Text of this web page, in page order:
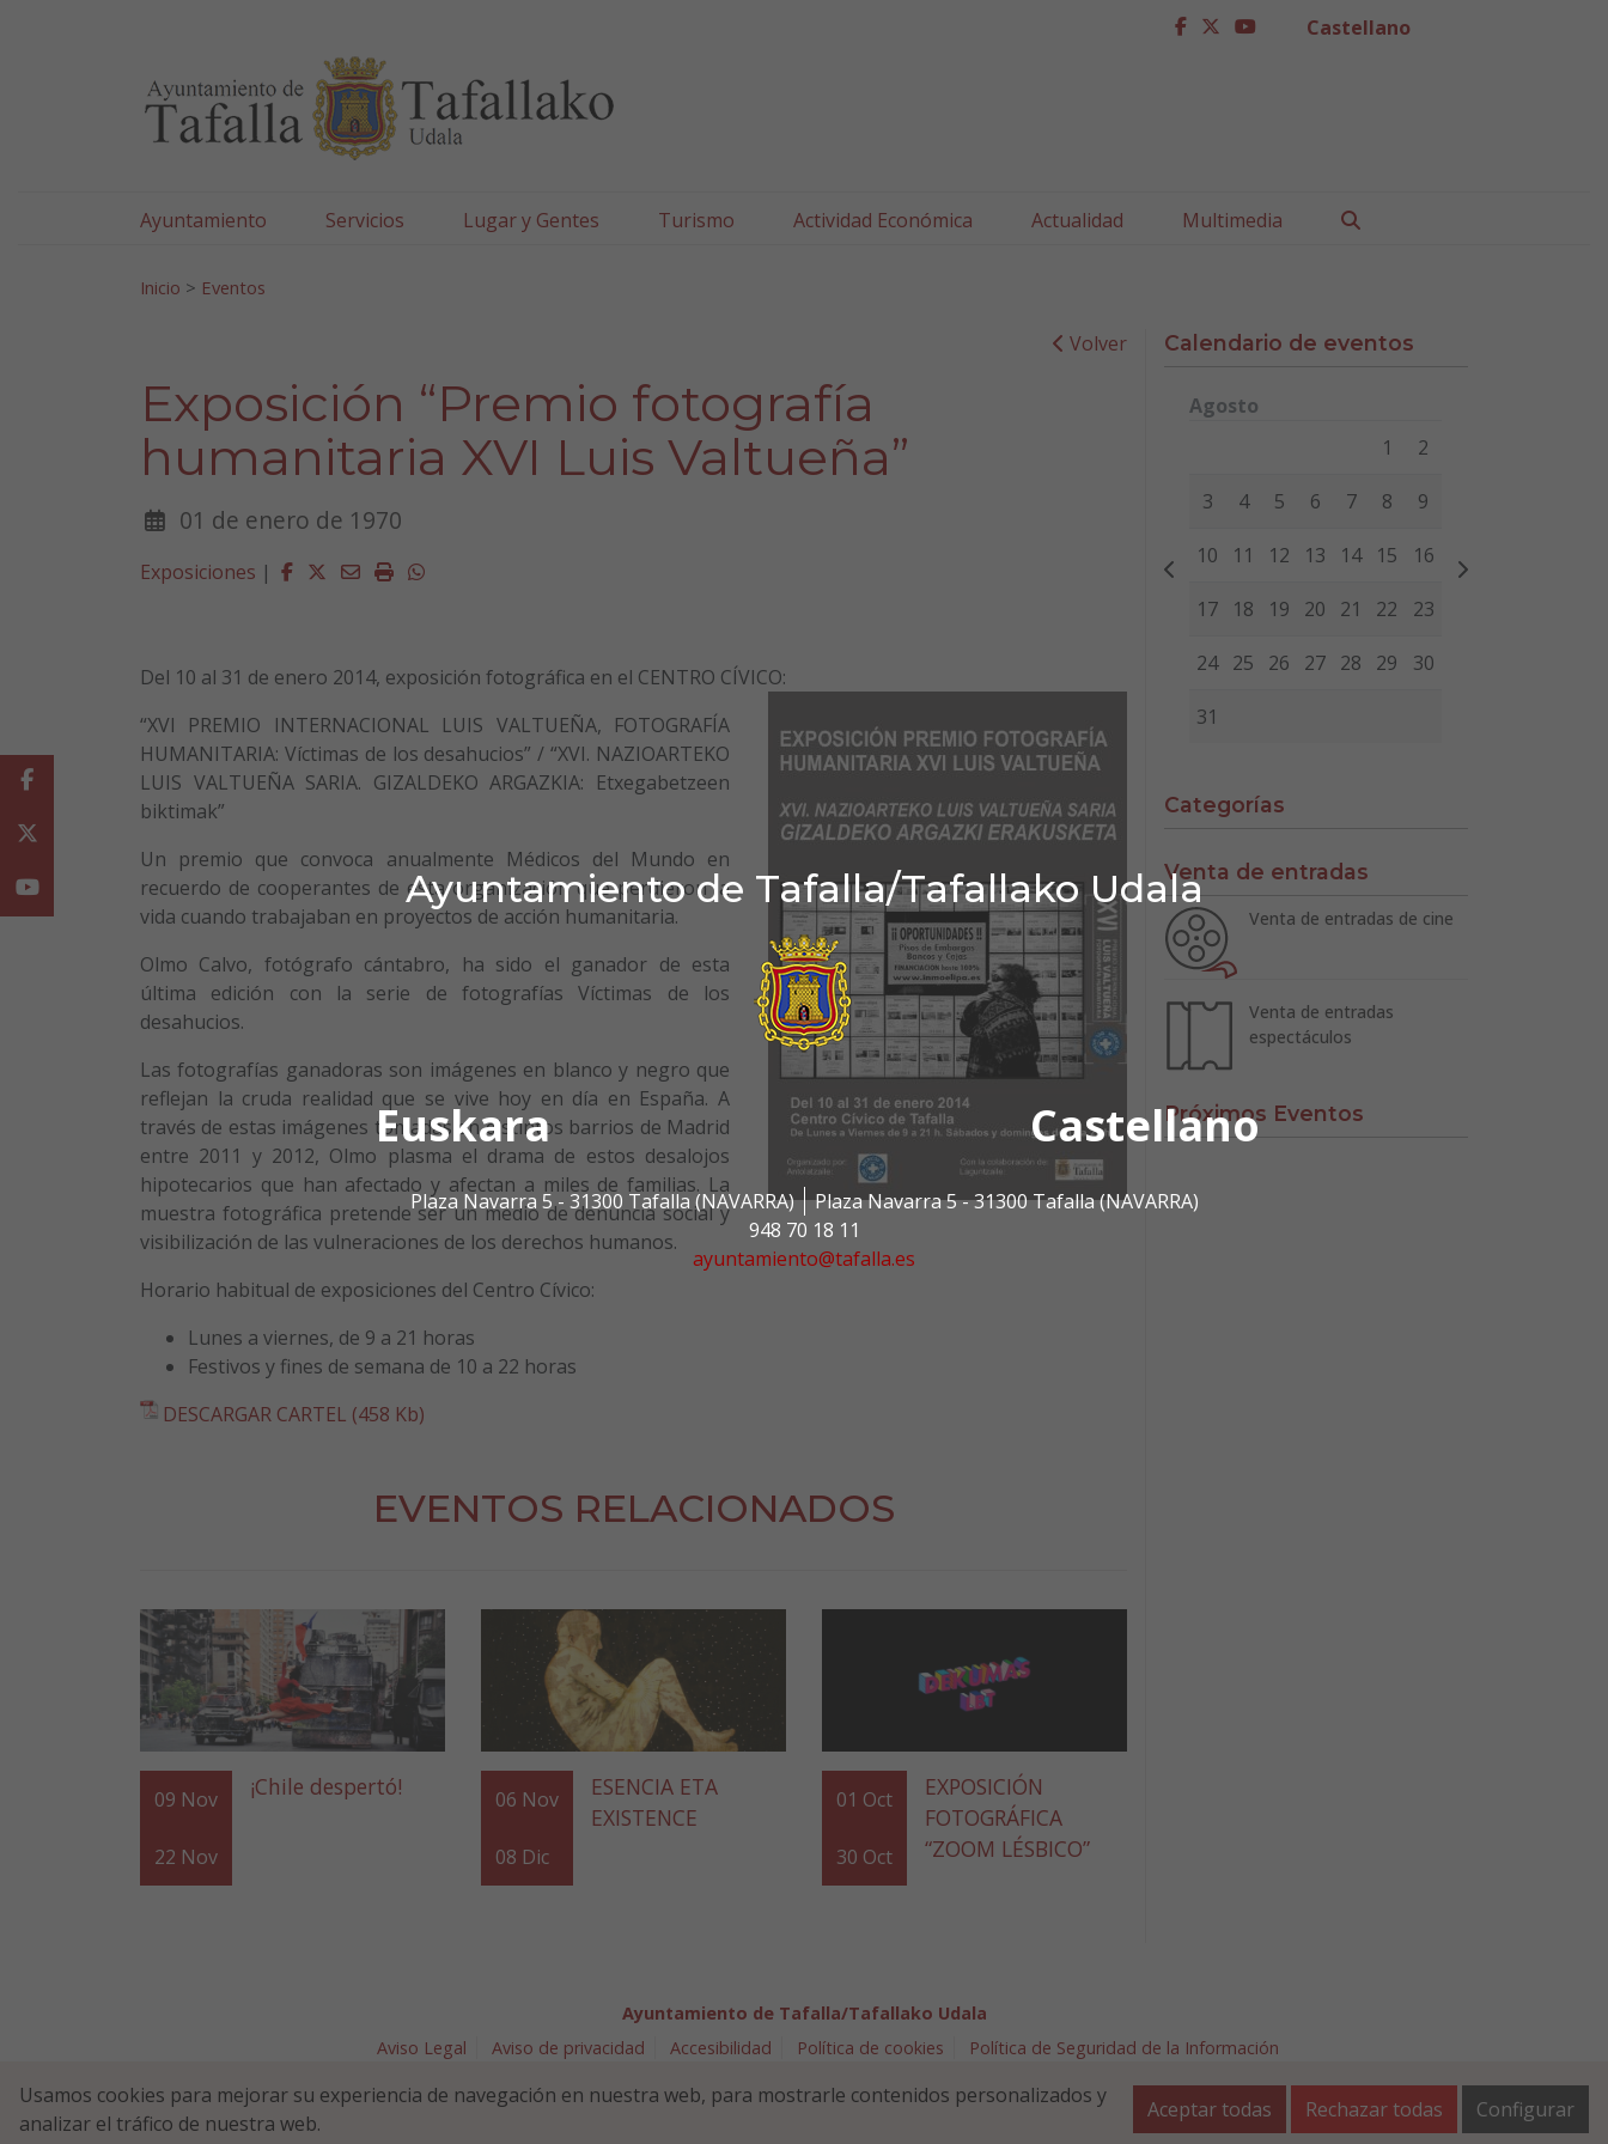
Ayuntamiento de Tafalla/Tafallako Udala
Euskara Castellano
Plaza Navarra 5 - 31300 Tafalla (NAVARRA)
Plaza Navarra 5 - 31300 Tafalla (NAVARRA)
948 70 18 11
ayuntamiento@tafalla.es
facebook
twitter
youtubeCastellano
Ayuntamiento Servicios Lugar y Gentes Turismo Actividad Económica Actualidad Multimedia
Inicio > Eventos
Volver
Exposición “Premio fotografía
humanitaria XVI Luis Valtueña”
01 de enero de 1970
Exposiciones | Facebook
Twitter
EmailImprimirWhatsapp
Del 10 al 31 de enero 2014, exposición fotográfica en el CENTRO CÍVICO:
“XVI PREMIO INTERNACIONAL LUIS VALTUEÑA, FOTOGRAFÍA
HUMANITARIA: Víctimas de los desahucios” / “XVI. NAZIOARTEKO
LUIS VALTUEÑA SARIA. GIZALDEKO ARGAZKIA: Etxegabetzeen
biktimak”
Un premio que convoca anualmente Médicos del Mundo en
recuerdo de cooperantes de esta organización que perdieron la
vida cuando trabajaban en proyectos de acción humanitaria.
Olmo Calvo, fotógrafo cántabro, ha sido el ganador de esta
última edición con la serie de fotografías Víctimas de los
desahucios.
Las fotografías ganadoras son imágenes en blanco y negro que
reflejan la cruda realidad que se vive hoy en día en España. A
través de estas imágenes tomadas en distintos barrios de Madrid
entre 2011 y 2012, Olmo plasma el drama de estos desalojos
hipotecarios que han afectado y afectan a miles de familias. La
muestra fotográfica pretende ser un medio de denuncia social y
visibilización de las vulneraciones de los derechos humanos.
Horario habitual de exposiciones del Centro Cívico:
Lunes a viernes, de 9 a 21 horas
Festivos y fines de semana de 10 a 22 horas
DESCARGAR CARTEL (458 Kb)
EVENTOS RELACIONADOS
09 Nov
22 Nov
¡Chile despertó! 06 Nov
08 Dic
ESENCIA ETA
EXISTENCE
01 Oct
30 Oct
EXPOSICIÓN
FOTOGRÁFICA
“ZOOM LÉSBICO”
Calendario de eventos
Agosto
Miércoles Jueves
1 2
3 4 5 6 7 8 9
10 11 12 13 14 15 16
17 18 19 20 21 22 23
24 25 26 27 28 29 30
31
Categorías
Venta de entradas
Venta de entradas de cine
Venta de entradas
espectáculos
Próximos Eventos
Facebook
Youtube
Ayuntamiento de Tafalla/Tafallako Udala
Aviso Legal
Aviso de privacidad Accesibilidad Política de cookies
Política de Seguridad de la Información
Plaza Navarra 5 - 31300 Tafalla (NAVARRA)
948 70 18 11 ayuntamiento@tafalla.es
Usamos cookies para mejorar su experiencia de navegación en nuestra web, para mostrarle contenidos personalizados y
analizar el tráfico de nuestra web.
Aceptar todas Rechazar todas Configurar